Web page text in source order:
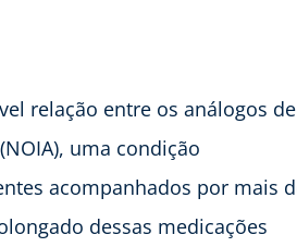
relação entre os análogos de
uma condição
acompanhados por mais
dessas medicações